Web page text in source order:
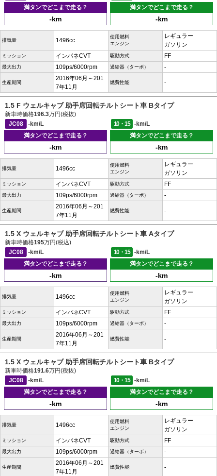
満タンでどこまで走る？
-km
満タンでどこまで走る？
-km
排気量 1496cc
使用燃料
エンジン
レギュラー
ガソリン
ミッション インパネCVT 駆動方式 FF
最大出力 109ps/6000rpm 過給器（ターボ） -
生産期間
2016年06月～201
7年11月
燃費性能 -
1.5 F ウェルキャブ 助手席回転チルトシート車 Bタイプ
新車時価格196.3万円(税抜)
JC08
-km/L 10・15
-km/L
満タンでどこまで走る？
-km
満タンでどこまで走る？
-km
排気量 1496cc
使用燃料
エンジン
レギュラー
ガソリン
ミッション インパネCVT 駆動方式 FF
最大出力 109ps/6000rpm 過給器（ターボ） -
生産期間
2016年06月～201
7年11月
燃費性能 -
1.5 X ウェルキャブ 助手席回転チルトシート車 Aタイプ
新車時価格195万円(税込)
JC08
-km/L 10・15
-km/L
満タンでどこまで走る？
-km
満タンでどこまで走る？
-km
排気量 1496cc
使用燃料
エンジン
レギュラー
ガソリン
ミッション インパネCVT 駆動方式 FF
最大出力 109ps/6000rpm 過給器（ターボ） -
生産期間
2016年06月～201
7年11月
燃費性能 -
1.5 X ウェルキャブ 助手席回転チルトシート車 Bタイプ
新車時価格191.6万円(税抜)
JC08
-km/L 10・15
-km/L
満タンでどこまで走る？
-km
満タンでどこまで走る？
-km
排気量 1496cc
使用燃料
エンジン
レギュラー
ガソリン
ミッション インパネCVT 駆動方式 FF
最大出力 109ps/6000rpm 過給器（ターボ） -
生産期間
2016年06月～201
7年11月
燃費性能 -